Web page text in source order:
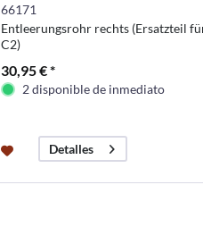
66171
Entleerungsrohr rechts (Ersatzteil
C2)
30,95 € *
2 disponible de inmediato
Detalles